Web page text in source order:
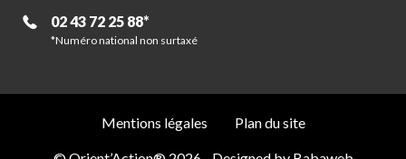
02 43 72 25 88*
*Numéro national non surtaxé
Mentions légales Plan du site